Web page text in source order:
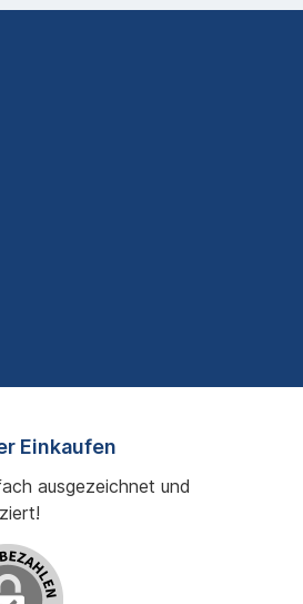
Einkaufen
ausgezeichnet und